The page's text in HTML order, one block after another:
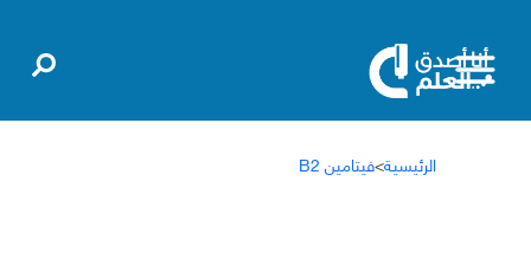
الرئيسية>فيتامين B2